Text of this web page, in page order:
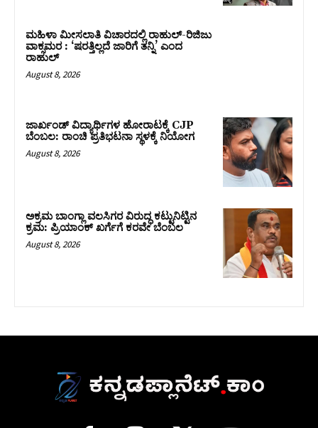
ಮಹಿಳಾ ಮೀಸಲಾತಿ ವಿಚಾರದಲ್ಲಿ ರಾಹುಲ್‌-ರಿಜಿಜು
ವಾಕ್ಸಮರ : ‘ಷರತ್ತಿಲ್ಲದೆ ಜಾರಿಗೆ ತನ್ನಿ’ ಎಂದ
ರಾಹುಲ್‌
August 8, 2026
ಜಾರ್ಖಂಡ್‌ ವಿದ್ಯಾರ್ಥಿಗಳ ಹೋರಾಟಕ್ಕೆ CJP
ಬೆಂಬಲ: ರಾಂಚಿ ಪ್ರತಿಭಟನಾ ಸ್ಥಳಕ್ಕೆ ನಿಯೋಗ
August 8, 2026
ಅಕ್ರಮ ಬಾಂಗ್ಲಾ ವಲಸಿಗರ ವಿರುದ್ಧ ಕಟ್ಟುನಿಟ್ಟಿನ
ಕ್ರಮ: ಪ್ರಿಯಾಂಕ್ ಖರ್ಗೆಗೆ ಕರವೇ ಬೆಂಬಲ
August 8, 2026